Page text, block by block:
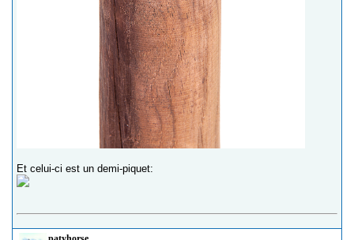
Et celui-ci est un demi-piquet: